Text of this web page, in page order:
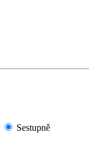
Sestupně